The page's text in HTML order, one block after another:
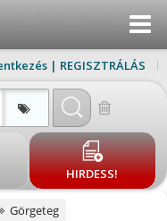
| REGISZTRÁLÁS
HIRDESS!
Görgeteg